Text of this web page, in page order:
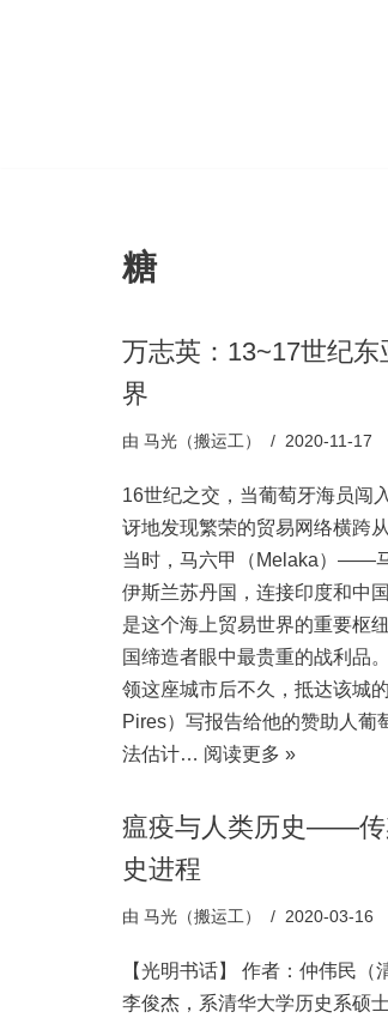
糖
万志英：13~17世纪
界
由 马光（搬运工） 2020-11-17
16世纪之交，当葡萄牙海员闯
讶地发现繁荣的贸易网络横跨
当时，马六甲（Melaka）——
伊斯兰苏丹国，连接印度和
是这个海上贸易世界的重要枢
国缔造者眼中最贵重的战利品
领这座城市后不久，抵达该城
Pires）写报告给他的赞助人葡
法估计… 阅读更多 »
瘟疫与人类历史——传
史进程
由 马光（搬运工） 2020-03-16
【光明书话】 作者：仲伟民（
李俊杰，系清华大学历史系硕